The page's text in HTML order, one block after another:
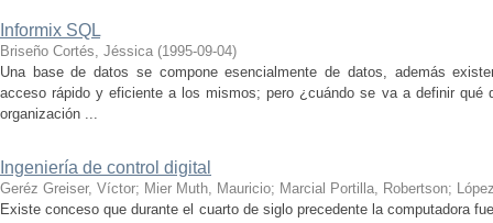
Informix SQL
Briseño Cortés, Jéssica (1995-09-04)
Una base de datos se compone esencialmente de datos, además
acceso rápido y eficiente a los mismos; pero ¿cuándo se va a definir qué
organización ...
Ingeniería de control digital
Geréz Greiser, Víctor; Mier Muth, Mauricio; Marcial Portilla, Robertson;
Existe conceso que durante el cuarto de siglo precedente la computadora